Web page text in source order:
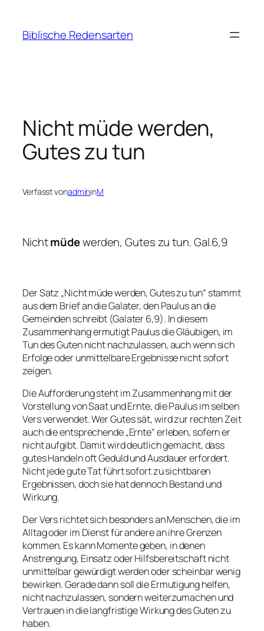
springen
Biblische Redensarten
Nicht müde werden,
Gutes zu tun
Verfasst vonadmininM
Nichtmüdewerden, Gutes zu tun. Gal.6,9
Der Satz „Nicht müde werden, Gutes zu tun“ stammt
aus dem Brief an die Galater, den Paulus an die
Gemeinden schreibt (Galater 6,9). In diesem
Zusammenhang ermutigt Paulus die Gläubigen, im
Tun des Guten nicht nachzulassen, auch wenn sich
Erfolge oder unmittelbare Ergebnisse nicht sofort
zeigen.
Die Aufforderung steht im Zusammenhang mit der
Vorstellung von Saat und Ernte, die Paulus im selben
Vers verwendet. Wer Gutes sät, wird zur rechten Zeit
auch die entsprechende „Ernte“ erleben, sofern er
nicht aufgibt. Damit wird deutlich gemacht, dass
gutes Handeln oft Geduld und Ausdauer erfordert.
Nicht jede gute Tat führt sofort zu sichtbaren
Ergebnissen, doch sie hat dennoch Bestand und
Wirkung.
Der Vers richtet sich besonders an Menschen, die im
Alltag oder im Dienst für andere an ihre Grenzen
kommen. Es kann Momente geben, in denen
Anstrengung, Einsatz oder Hilfsbereitschaft nicht
unmittelbar gewürdigt werden oder scheinbar wenig
bewirken. Gerade dann soll die Ermutigung helfen,
nicht nachzulassen, sondern weiterzumachen und
Vertrauen in die langfristige Wirkung des Guten zu
haben.